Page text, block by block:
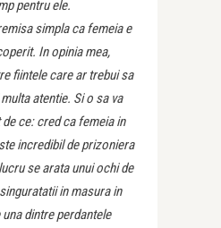
pentru ele.
simpla ca femeia e
In opinia mea,
fiintele care ar trebui sa
atentie. Si o sa va
ce: cred ca femeia in
incredibil de prizoniera
se arata unui ochi de
in masura in
dintre perdantele